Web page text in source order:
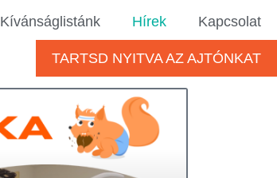
Kívánságlistánk Hírek Kapcsolat
TARTSD NYITVA AZ AJTÓNKAT